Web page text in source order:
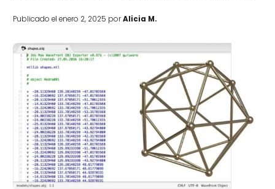
Publicado el enero 2, 2025 porAlicia M.